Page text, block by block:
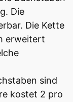
Die
Die Kette
erweitert
sind
kostet 2 pro